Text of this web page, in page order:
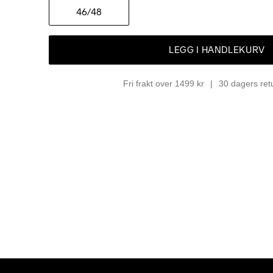
46/48
LEGG I HANDLEKURV
Fri frakt over 1499 kr 30 dagers